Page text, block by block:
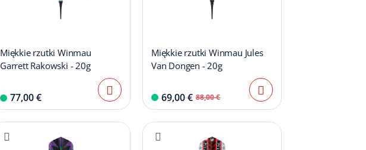
Miękkie rzutki Winmau
Garrett Rakowski - 20g
77,00 €
Miękkie rzutki Winmau Jules
Van Dongen - 20g
69,00 € 88,00 €